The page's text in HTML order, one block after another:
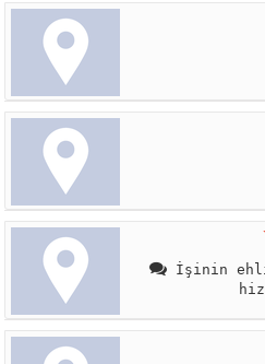
İşinin